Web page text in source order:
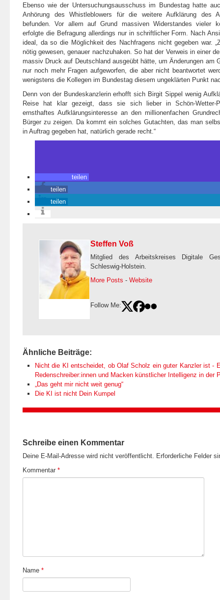
Ebenso wie der Untersuchungsausschuss im Bundestag hatte
Anhörung des Whistleblowers für die weitere Aufklärung des
befunden. Vor allem auf Grund massiven Widerstandes vieler
erfolgte die Befragung allerdings nur in schriftlicher Form. Nach
ideal, da so die Möglichkeit des Nachfragens nicht gegeben war.
nötig gewesen, genauer nachzuhaken. So hat der Verweis in einer
massiv Druck auf Deutschland ausgeübt hätte, um Änderungen am
nur noch mehr Fragen aufgeworfen, die aber nicht beantwortet
wenigstens die Kollegen im Bundestag diesem ungeklärten Punkt
Denn von der Bundeskanzlerin erhofft sich Birgit Sippel wenig
Reise hat klar gezeigt, dass sie sich lieber in Schön-Wetter-
ernsthaftes Aufklärungsinteresse an den millionenfachen
Bürger zu zeigen. Da kommt ein solches Gutachten, das man
in Auftrag gegeben hat, natürlich gerade recht.“
teilen
teilen
teilen
Steffen Voß
Mitglied des Arbeitskreises Digitale
Schleswig-Holstein.
More Posts -Website
Follow Me:
Ähnliche Beiträge:
Nicht die KI entscheidet, ob Olaf Scholz ein guter Kanzler ist -
Redenschreiber:innen und Macken künstlicher Intelligenz in der
„Das geht mir nicht weit genug“
Die KI ist nicht Dein Kumpel
Schreibe einen Kommentar
Deine E-Mail-Adresse wird nicht veröffentlicht. Erforderliche Felder
Kommentar *
Name *